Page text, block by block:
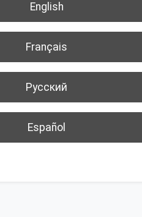
English
Français
Русский
Español